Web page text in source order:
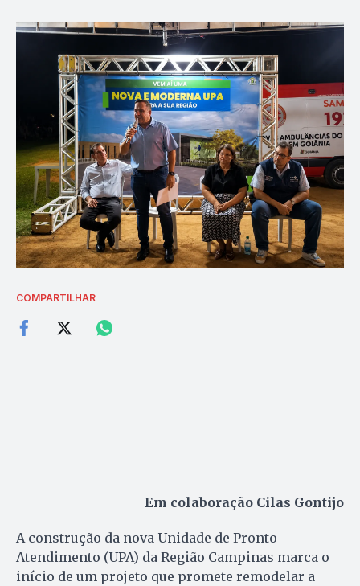
COMPARTILHAR
Em colaboração Cilas Gontijo
A construção da nova Unidade de Pronto
Atendimento (UPA) da Região Campinas marca o
início de um projeto que promete remodelar a